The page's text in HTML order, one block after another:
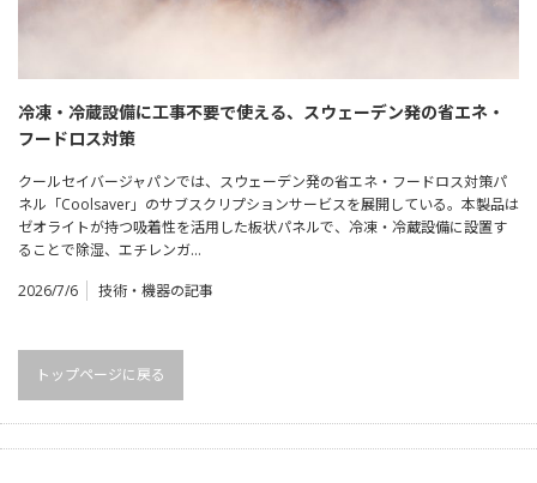
冷凍・冷蔵設備に工事不要で使える、スウェーデン発の省エネ・
フードロス対策
クールセイバージャパンでは、スウェーデン発の省エネ・フードロス対策パ
ネル「Coolsaver」のサブスクリプションサービスを展開している。本製品は
ゼオライトが持つ吸着性を活用した板状パネルで、冷凍・冷蔵設備に設置す
ることで除湿、エチレンガ…
2026/7/6
技術・機器の記事
トップページに戻る